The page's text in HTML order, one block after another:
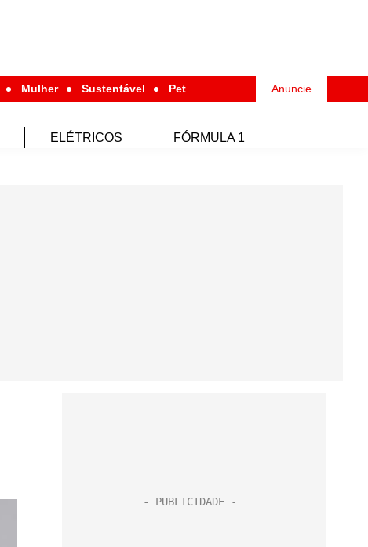
Mulher Sustentável Pet Anuncie
ELÉTRICOS FÓRMULA 1